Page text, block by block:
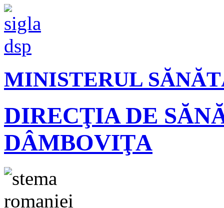
MINISTERUL
DIRECŢIA DE
DÂMBOVIŢA